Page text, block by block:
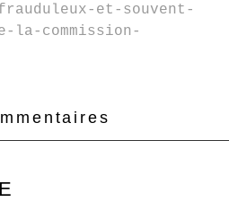
et-souvent-
la-commission-